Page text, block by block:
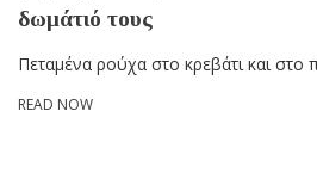
δωμάτιό τους
Πεταμένα ρούχα στο κρεβάτι και στο
READ NOW